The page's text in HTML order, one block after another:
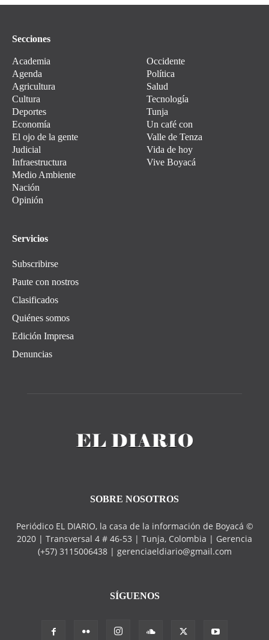
Secciones
Academia
Agenda
Agricultura
Cultura
Deportes
Economía
El ojo de la gente
Judicial
Infraestructura
Medio Ambiente
Nación
Opinión
Occidente
Política
Salud
Tecnología
Tunja
Un café con
Valle de Tenza
Vida de hoy
Vive Boyacá
Servicios
Subscribirse
Paute con nostros
Clasificados
Quiénes somos
Edición Impresa
Denuncias
SOBRE NOSOTROS
Periódico EL DIARIO, la casa de la información de Boyacá ©
2020 | Transversal 4 # 46-53 | Tunja, Colombia | Gerencia
(+57) 3115006438 | gerenciaeldiario@gmail.com
SÍGUENOS